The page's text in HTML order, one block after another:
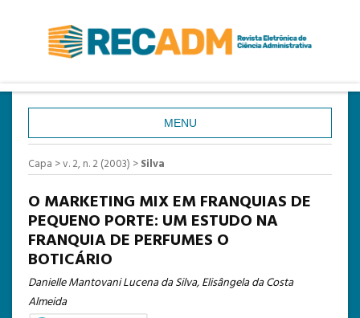
MENU
CAPA
SOBRE
ACESSO
CADASTRO
PESQUISA
ATUAL
Capa >v. 2, n. 2 (2003) >Silva
O MARKETING MIX EM FRANQUIAS DE
PEQUENO PORTE: UM ESTUDO NA
FRANQUIA DE PERFUMES O
BOTICÁRIO
Danielle Mantovani Lucena da Silva, Elisângela da Costa
Almeida